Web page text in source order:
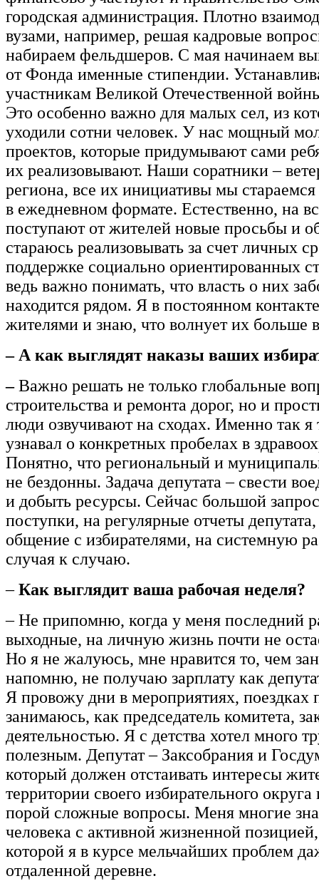
городская администрация. Плотно
вузами, например, решая кадровые
набираем фельдшеров. С мая начинаем
от Фонда именные стипендии.
участникам Великой Отечественной
Это особенно важно для малых сел, из
уходили сотни человек. У нас мощный
проектов, которые придумывают сами
их реализовывают. Наши соратники –
региона, все их инициативы мы
в ежедневном формате. Естественно, на
поступают от жителей новые просьбы и
стараюсь реализовывать за счет личных
поддержке социально ориентированных
ведь важно понимать, что власть о них
находится рядом. Я в постоянном
жителями и знаю, что волнует их больше
– А как выглядят наказы ваших
–Важно решать не только глобальные
строительства и ремонта дорог, но и
люди озвучивают на сходах. Именно так я
узнавал о конкретных пробелах в
Понятно, что региональный и
не бездонны. Задача депутата – свести
и добыть ресурсы. Сейчас большой
поступки, на регулярные отчеты
общение с избирателями, на системную
случая к случаю.
–Как выглядит ваша рабочая неделя?
– Не припомню, когда у меня последний
выходные, на личную жизнь почти не
Но я не жалуюсь, мне нравится то, чем
напомню, не получаю зарплату как
Я провожу дни в мероприятиях, поездках
занимаюсь, как председатель комитета,
деятельностью. Я с детства хотел много
полезным. Депутат – Заксобрания и
который должен отстаивать интересы
территории своего избирательного округа
порой сложные вопросы. Меня многие
человека с активной жизненной позицией,
которой я в курсе мельчайших проблем
отдаленной деревне.